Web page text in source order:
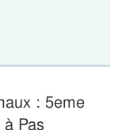
: 5eme
Pas